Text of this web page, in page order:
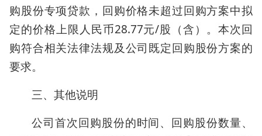
购股份专项贷款，回购价格未超过回购方案中拟
定的价格上限人民币28.77元/股（含）。本次回
购符合相关法律法规及公司既定回购股份方案的
要求。
三、其他说明
公司首次回购股份的时间、回购股份数量、